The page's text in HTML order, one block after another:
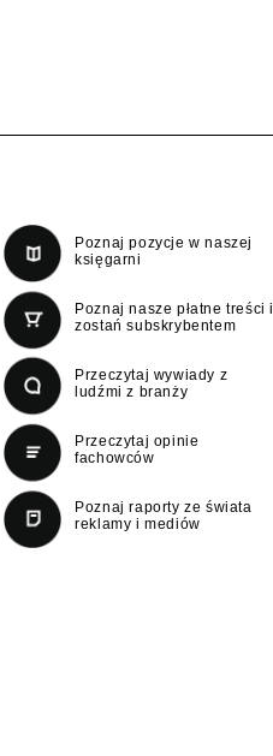
Poznaj pozycje w naszej
księgarni
Poznaj nasze płatne treści i
zostań subskrybentem
Przeczytaj wywiady z
ludźmi z branży
Przeczytaj opinie
fachowców
Poznaj raporty ze świata
reklamy i mediów